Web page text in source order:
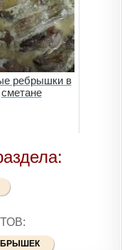
ребрышки в
сметане